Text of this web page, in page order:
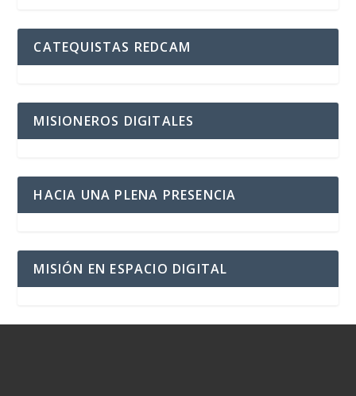
CATEQUISTAS REDCAM
MISIONEROS DIGITALES
HACIA UNA PLENA PRESENCIA
MISIÓN EN ESPACIO DIGITAL